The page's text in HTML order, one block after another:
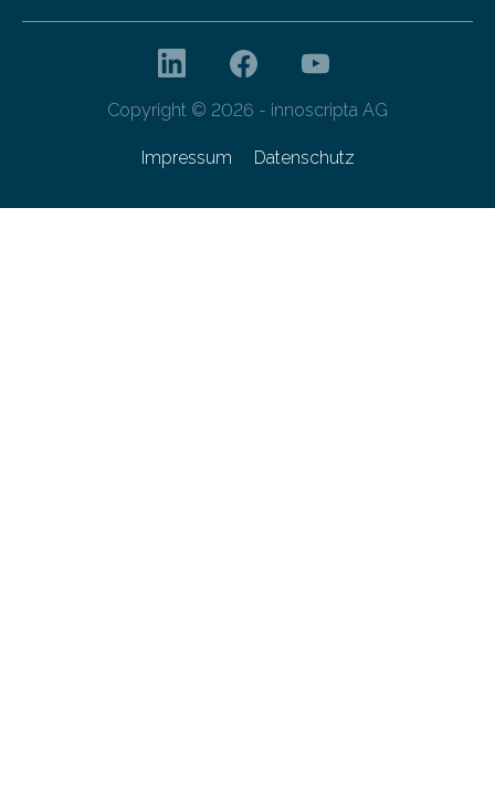
Copyright © 2026 - innoscripta AG
Impressum Datenschutz